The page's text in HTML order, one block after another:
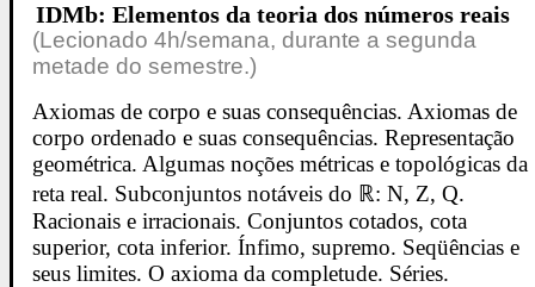
IDMb: Elementos da teoria dos números reais
(Lecionado 4h/semana, durante a segunda
metade do semestre.)
Axiomas de corpo e suas consequências. Axiomas de
corpo ordenado e suas consequências. Representação
geométrica. Algumas noções métricas e topológicas da
reta real. Subconjuntos notáveis do ℝ: N, Z, Q.
Racionais e irracionais. Conjuntos cotados, cota
superior, cota inferior. Ínfimo, supremo. Seqüências e
seus limites. O axioma da completude. Séries.